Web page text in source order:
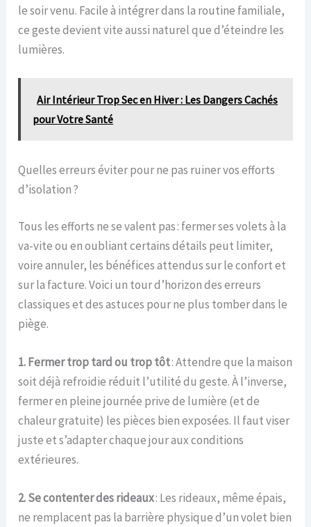
le soir venu. Facile à intégrer dans la routine familiale,
ce geste devient vite aussi naturel que d’éteindre les
lumières.
Air Intérieur Trop Sec en Hiver : Les Dangers Cachés
pour Votre Santé
Quelles erreurs éviter pour ne pas ruiner vos efforts
d’isolation ?
Tous les efforts ne se valent pas : fermer ses volets à la
va-vite ou en oubliant certains détails peut limiter,
voire annuler, les bénéfices attendus sur le confort et
sur la facture. Voici un tour d’horizon des erreurs
classiques et des astuces pour ne plus tomber dans le
piège.
1. Fermer trop tard ou trop tôt: Attendre que la maison
soit déjà refroidie réduit l’utilité du geste. À l’inverse,
fermer en pleine journée prive de lumière (et de
chaleur gratuite) les pièces bien exposées. Il faut viser
juste et s’adapter chaque jour aux conditions
extérieures.
2. Se contenter des rideaux: Les rideaux, même épais,
ne remplacent pas la barrière physique d’un volet bien